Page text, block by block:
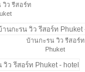
วิว รีสอร์ท
บ้านกะรน วิว รีสอร์ท
Phuket